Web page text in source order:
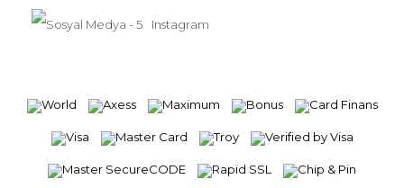
Instagram